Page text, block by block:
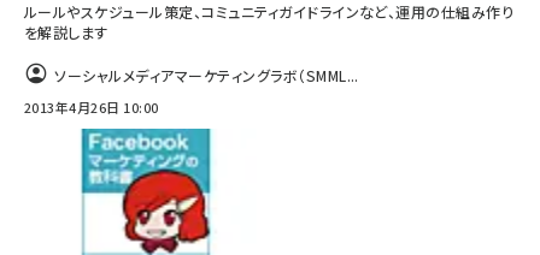
ルールやスケジュール策定、コミュニティガイドラインなど、運用の仕組み作り
を解説します
ソーシャルメディアマーケティングラボ（SMML...
2013年4月26日 10:00